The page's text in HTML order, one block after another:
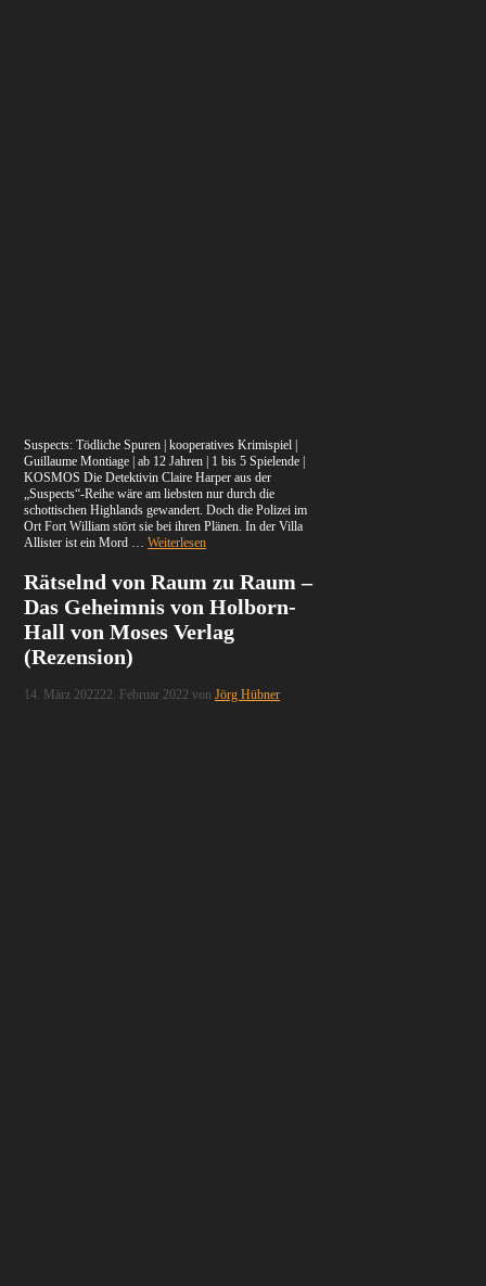
Suspects: Tödliche Spuren | kooperatives Krimispiel |
Guillaume Montiage | ab 12 Jahren | 1 bis 5 Spielende |
KOSMOS Die Detektivin Claire Harper aus der
„Suspects“-Reihe wäre am liebsten nur durch die
schottischen Highlands gewandert. Doch die Polizei im
Ort Fort William stört sie bei ihren Plänen. In der Villa
Allister ist ein Mord …Weiterlesen
Rätselnd von Raum zu Raum –
Das Geheimnis von Holborn-
Hall von Moses Verlag
(Rezension)
14. März 202222. Februar 2022 vonJörg Hübner